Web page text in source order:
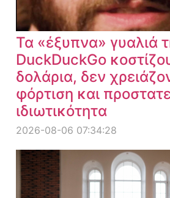
Τα «έξυπνα» γυαλιά
DuckDuckGo
δολάρια, δεν
φόρτιση και
ιδιωτικότητα
2026-08-06 07:34:28